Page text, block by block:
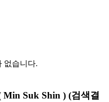
없습니다.
Min Suk Shin ) (검색결